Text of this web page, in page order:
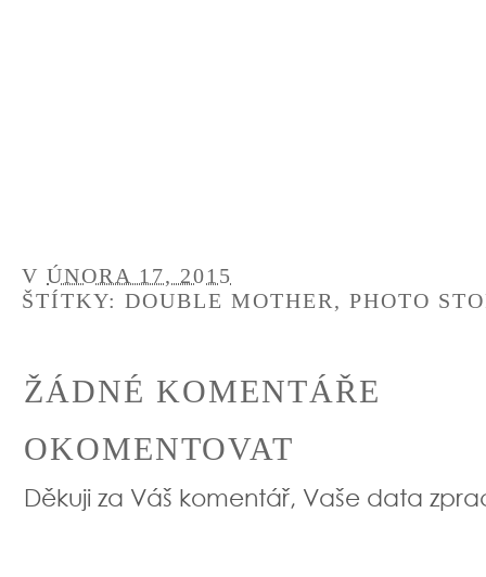
V ÚNORA 17, 2015
ŠTÍTKY: DOUBLE MOTHER, PHOTO
ŽÁDNÉ KOMENTÁŘE
OKOMENTOVAT
Děkuji za Váš komentář, Vaše data